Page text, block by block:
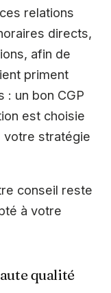
relations
directs,
afin de
priment
: un bon CGP
est choisie
votre stratégie
conseil reste
à votre
qualité